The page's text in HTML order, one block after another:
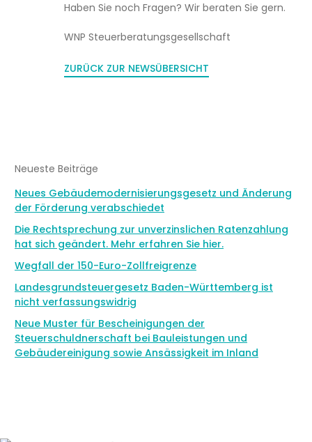
Haben Sie noch Fragen? Wir beraten Sie gern.
WNP Steuerberatungsgesellschaft
ZURÜCK ZUR NEWSÜBERSICHT
Neueste Beiträge
Neues Gebäudemodernisierungsgesetz und Änderung
der Förderung verabschiedet
Die Rechtsprechung zur unverzinslichen Ratenzahlung
hat sich geändert. Mehr erfahren Sie hier.
Wegfall der 150-Euro-Zollfreigrenze
Landesgrundsteuergesetz Baden-Württemberg ist
nicht verfassungswidrig
Neue Muster für Bescheinigungen der
Steuerschuldnerschaft bei Bauleistungen und
Gebäudereinigung sowie Ansässigkeit im Inland